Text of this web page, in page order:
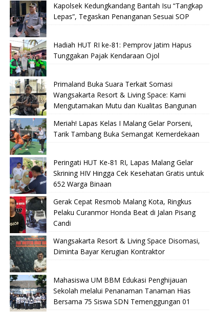
Kapolsek Kedungkandang Bantah Isu “Tangkap
Lepas”, Tegaskan Penanganan Sesuai SOP
Hadiah HUT RI ke-81: Pemprov Jatim Hapus
Tunggakan Pajak Kendaraan Ojol
Primaland Buka Suara Terkait Somasi
Wangsakarta Resort & Living Space: Kami
Mengutamakan Mutu dan Kualitas Bangunan
Meriah! Lapas Kelas I Malang Gelar Porseni,
Tarik Tambang Buka Semangat Kemerdekaan
Peringati HUT Ke-81 RI, Lapas Malang Gelar
Skrining HIV Hingga Cek Kesehatan Gratis untuk
652 Warga Binaan
Gerak Cepat Resmob Malang Kota, Ringkus
Pelaku Curanmor Honda Beat di Jalan Pisang
Candi
Wangsakarta Resort & Living Space Disomasi,
Diminta Bayar Kerugian Kontraktor
Mahasiswa UM BBM Edukasi Penghijauan
Sekolah melalui Penanaman Tanaman Hias
Bersama 75 Siswa SDN Temenggungan 01